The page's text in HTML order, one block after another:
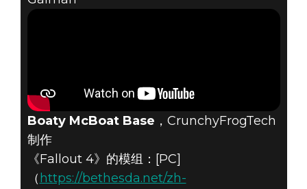
Boaty McBoat Base ，CrunchyFrogTech
制作
《Fallout 4》的模组：[PC]
（https://bethesda.net/zh-